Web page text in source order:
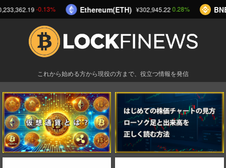
-0.13% Ethereum(ETH) ¥302,945.220.28%
これから始める方から現役の方まで、役立つ情報を発信